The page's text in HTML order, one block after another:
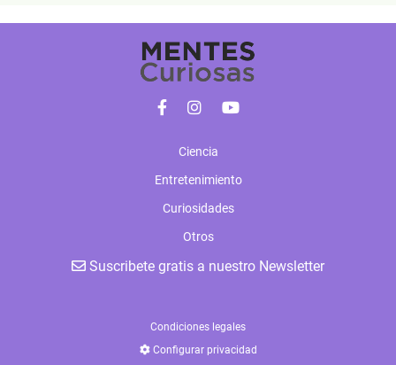
Ciencia
Entretenimiento
Curiosidades
Otros
Suscribete gratis a nuestro Newsletter
Condiciones legales
Configurar privacidad